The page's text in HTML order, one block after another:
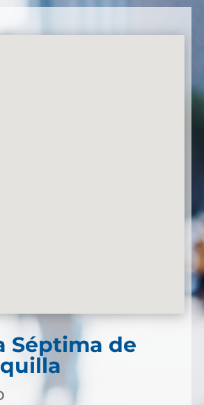
Séptima de